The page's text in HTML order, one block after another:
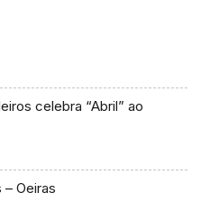
celebra “Abril” ao
Oeiras